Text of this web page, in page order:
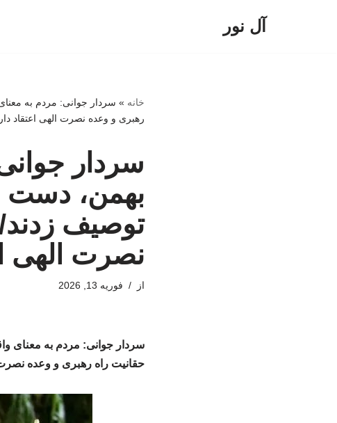
آل نور
خانه »
رهبری و وعده نصرت الهی اعتقاد
بهمن، دست
توصیف
نصرت الهی
از فوریه 13, 2026
حقانیت راه رهبری و وعده نصرت